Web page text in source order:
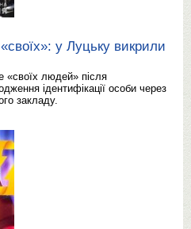
у Луцьку викрили
«своїх людей» після
ідентифікації особи через
закладу.